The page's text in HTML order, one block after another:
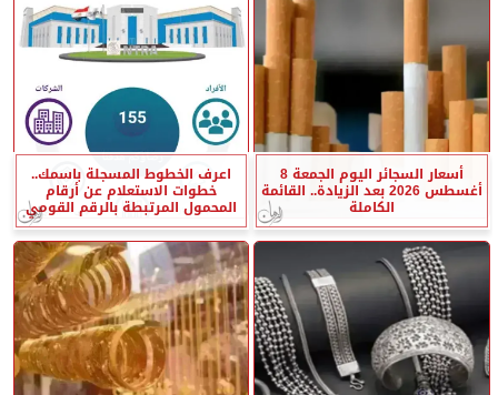
أسعار السجائر اليوم الجمعة 8
أغسطس 2026 بعد الزيادة.. القائمة
الكاملة
اعرف الخطوط المسجلة باسمك..
خطوات الاستعلام عن أرقام
المحمول المرتبطة بالرقم القومي